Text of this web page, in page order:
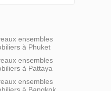
ensembles
à Phuket
ensembles
à Pattaya
ensembles